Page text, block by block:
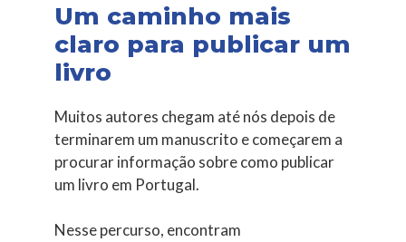
Um caminho mais
claro para publicar um
livro
Muitos autores chegam até nós depois de
terminarem um manuscrito e começarem a
procurar informação sobre como publicar
um livro em Portugal.
Nesse percurso, encontram